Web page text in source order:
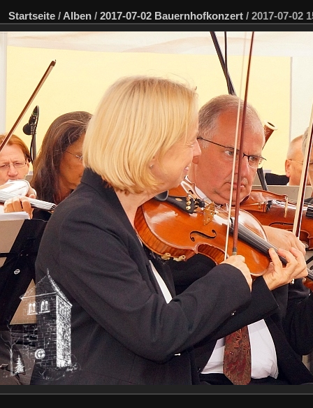
Startseite / Alben / 2017-07-02 Bauernhofkonzert / 2017-07-02